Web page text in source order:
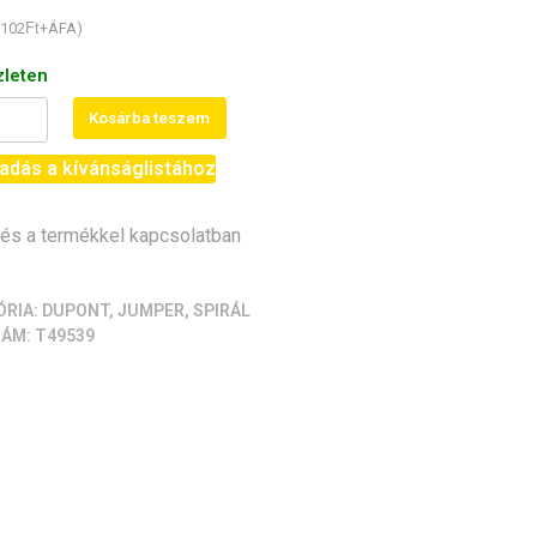
102Ft+ÁFA)
Kosárba teszem
a kívánságlistához
a termékkel kapcsolatban
DUPONT, JUMPER, SPIRÁL
T49539